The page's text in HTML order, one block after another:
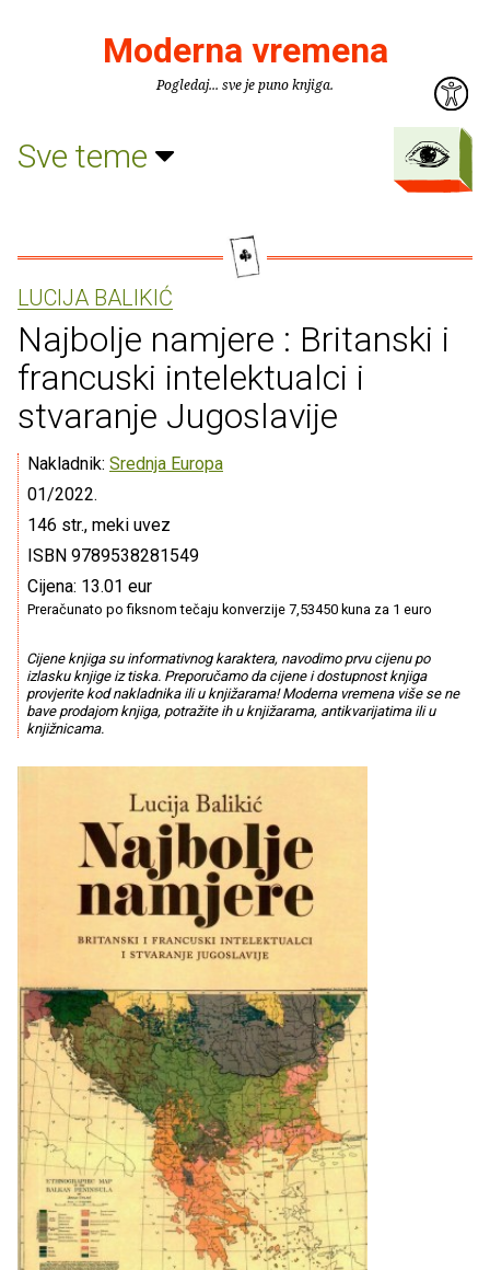
Moderna vremena
Pogledaj... sve je puno knjiga.
Sve teme
LUCIJA BALIKIĆ
Najbolje namjere : Britanski i
francuski intelektualci i
stvaranje Jugoslavije
Nakladnik: Srednja Europa
01/2022.
146 str., meki uvez
ISBN 9789538281549
Cijena: 13.01 eur
Preračunato po fiksnom tečaju konverzije 7,53450 kuna za 1 euro
Cijene knjiga su informativnog karaktera, navodimo prvu cijenu po
izlasku knjige iz tiska. Preporučamo da cijene i dostupnost knjiga
provjerite kod nakladnika ili u knjižarama! Moderna vremena više se ne
bave prodajom knjiga, potražite ih u knjižarama, antikvarijatima ili u
knjižnicama.